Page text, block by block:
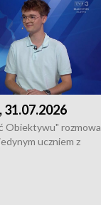
31.07.2026
Obiektywu" rozmowa
uczniem z